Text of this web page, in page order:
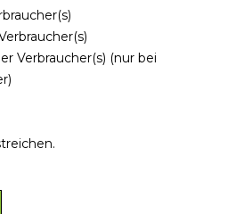
Verbraucher(s) (nur bei